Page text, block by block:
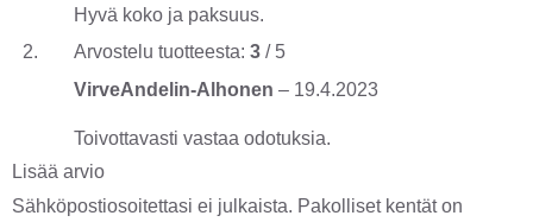
Hyvä koko ja paksuus.
Arvostelu tuotteesta: 3/ 5
VirveAndelin-Alhonen – 19.4.2023
Toivottavasti vastaa odotuksia.
Lisää arvio
Sähköpostiosoitettasi ei julkaista. Pakolliset kentät on